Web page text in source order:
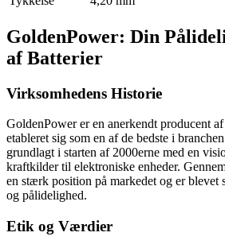
GoldenPower: Din
af Batterier
Virksomhedens Historie
GoldenPower er en anerkendt producent
etableret sig som en af de bedste i
grundlagt i starten af 2000erne med en
kraftkilder til elektroniske enheder.
en stærk position på markedet og er blevet
og pålidelighed.
Etik og Værdier